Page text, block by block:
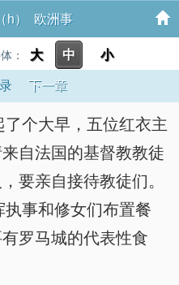
h） 欧洲事
： 大 中 小
下一章
个大早，五位红衣主
自法国的基督教教徒
要亲自接待教徒们。
事和修女们布置餐
罗马城的代表性食